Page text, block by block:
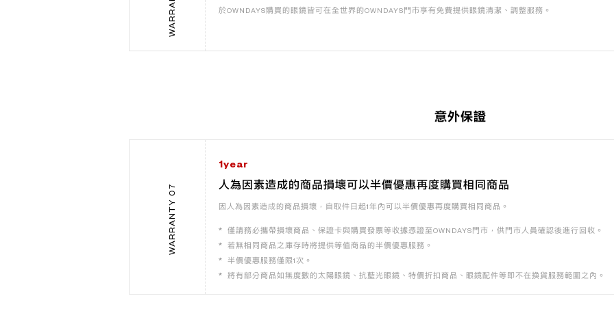
於OWNDAYS購買的眼鏡皆可在全世界的OWNDAYS門市享有免費提供眼鏡清潔、調整服務。
意外保證
WARRANTY 07
1year
人為因素造成的商品損壞可以半價優惠再度購買相同商品
因人為因素造成的商品損壞，自取件日起1年內可以半價優惠再度購買相同商品。
僅請務必攜帶損壞商品、保證卡與購買發票等收據憑證至OWNDAYS門市，供門市人員確認後進行回收。
若無相同商品之庫存時將提供等值商品的半價優惠服務。
半價優惠服務僅限1次。
將有部分商品如無度數的太陽眼鏡、抗藍光眼鏡、特價折扣商品、眼鏡配件等即不在換貨服務範圍之內。